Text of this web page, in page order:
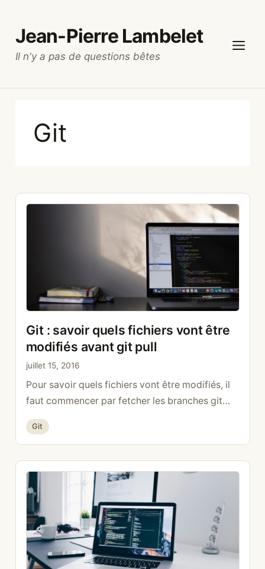
contenu
Jean-Pierre Lambelet
Il n'y a pas de questions bêtes
Git
Git : savoir quels fichiers vont être
modifiés avant git pull
juillet 15, 2016
Pour savoir quels fichiers vont être modifiés, il
faut commencer par fetcher les branches git
fetch ensuite pour voir les fichiers git log -p
HEAD..origin et les différences (trois points et
non deux) git diff HEAD…origin
Catégories
Git